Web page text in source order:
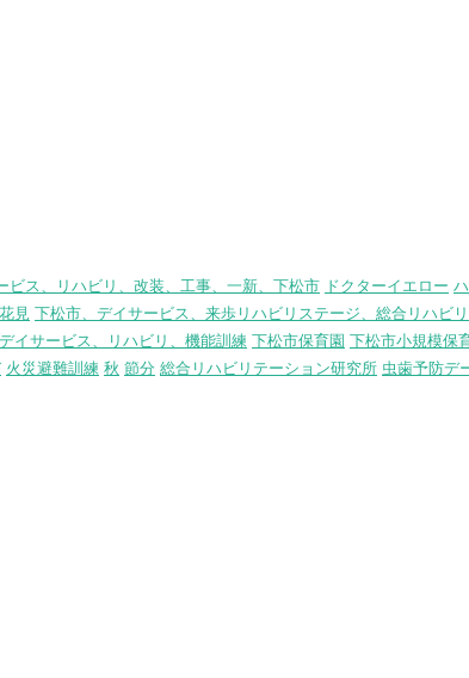
ビス、リハビリ、改装、工事、一新、下松市 ドクターイエロー
見 下松市、デイサービス、来歩リハビリステージ、総合リハビ
イサービス、リハビリ、機能訓練 下松市保育園 下松市小規模保
火災避難訓練 秋 節分 総合リハビリテーション研究所 虫歯予防デ